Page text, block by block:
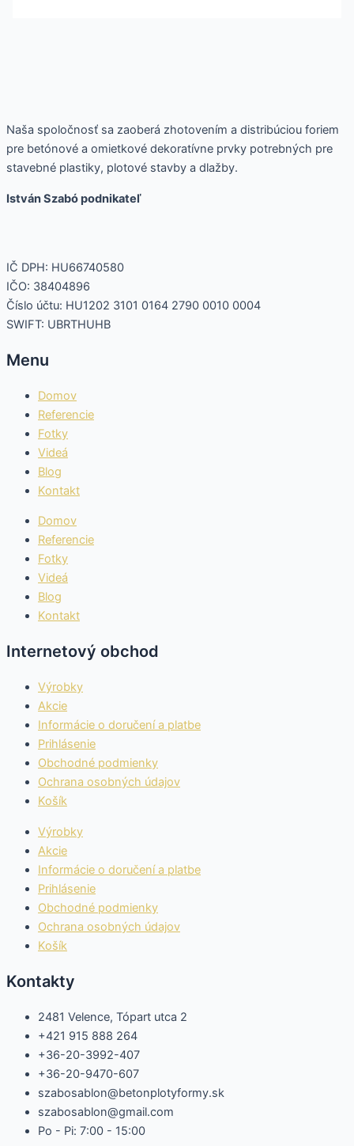
Naša spoločnosť sa zaoberá zhotovením a distribúciou foriem
pre betónové a omietkové dekoratívne prvky potrebných pre
stavebné plastiky, plotové stavby a dlažby.
István Szabó podnikateľ
IČ DPH: HU66740580
IČO: 38404896
Číslo účtu: HU1202 3101 0164 2790 0010 0004
SWIFT: UBRTHUHB
Menu
Domov
Referencie
Fotky
Videá
Blog
Kontakt
Domov
Referencie
Fotky
Videá
Blog
Kontakt
Internetový obchod
Výrobky
Akcie
Informácie o doručení a platbe
Prihlásenie
Obchodné podmienky
Ochrana osobných údajov
Košík
Výrobky
Akcie
Informácie o doručení a platbe
Prihlásenie
Obchodné podmienky
Ochrana osobných údajov
Košík
Kontakty
2481 Velence, Tópart utca 2
+421 915 888 264
+36-20-3992-407
+36-20-9470-607
szabosablon@betonplotyformy.sk
szabosablon@gmail.com
Po - Pi: 7:00 - 15:00